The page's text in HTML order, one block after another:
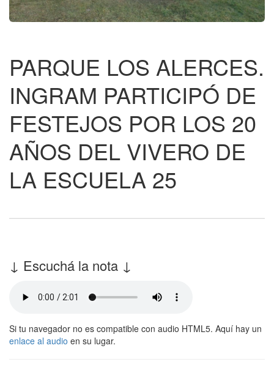
PARQUE LOS ALERCES.
INGRAM PARTICIPÓ DE
FESTEJOS POR LOS 20
AÑOS DEL VIVERO DE
LA ESCUELA 25
↓ Escuchá la nota ↓
Si tu navegador no es compatible con audio HTML5. Aquí hay un
enlace al audio en su lugar.